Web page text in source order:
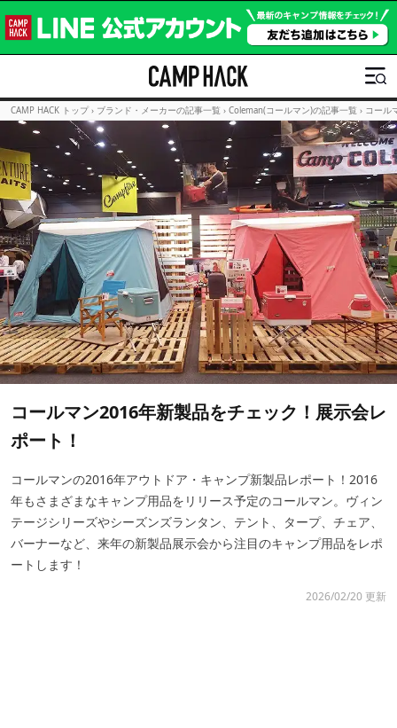
CAMP HACK トップ › ブランド・メーカーの記事一覧 › Coleman(コールマン)の記事一覧 › コール
コールマン2016年新製品をチェック！展示会レ
ポート！
コールマンの2016年アウトドア・キャンプ新製品レポート！2016
年もさまざまなキャンプ用品をリリース予定のコールマン。ヴィン
テージシリーズやシーズンズランタン、テント、タープ、チェア、
バーナーなど、来年の新製品展示会から注目のキャンプ用品をレポ
ートします！
2026/02/20 更新